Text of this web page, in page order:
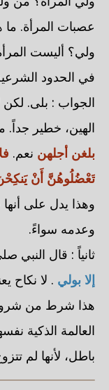
عصبات المرأة. ما
ولي؟ أليست
في الحدود
الجواب : بلى. لكن
الهين، خطير جداً.
بلغن أجلهن نعم.
تَعْضُلُوهُنَّ أَنْ
وهذا يدل على أنها
وعدمه سواءً.
ثانياً : قال النبي
إلا بولي . لا نكاح
هذا شرط من شروط
العالمة الذكية
باطل، لأنها لم